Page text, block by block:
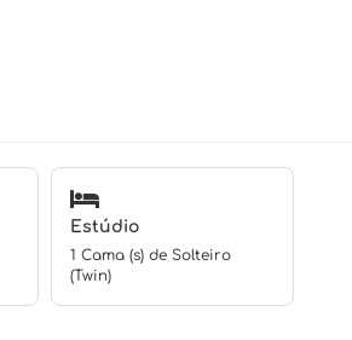
Estúdio
1 Cama (s) de Solteiro
(Twin)